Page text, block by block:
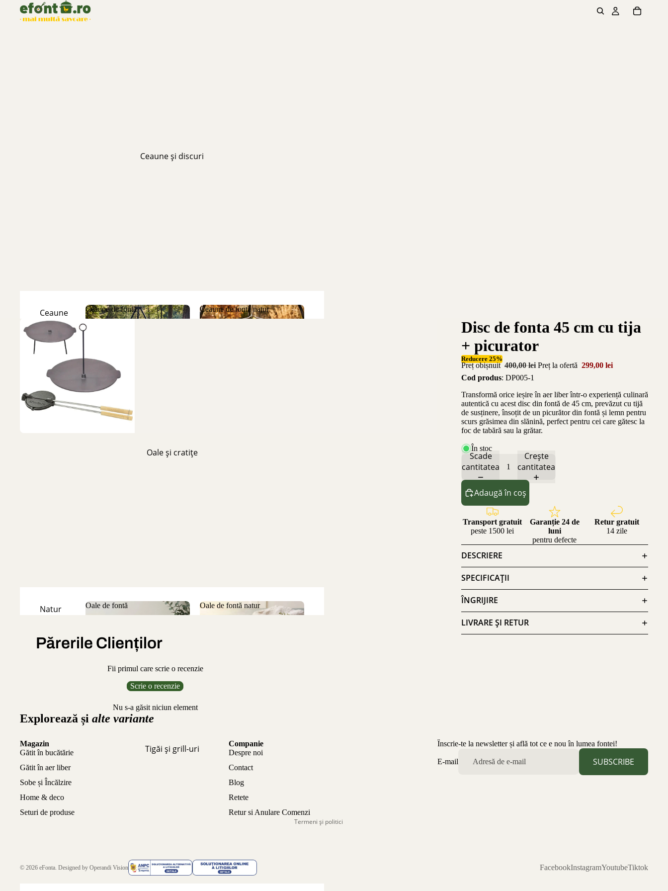
Ceaune și discuri
Ceaune
Natur
Ceaune
Emailate
Discuri
de fontă
Ceaune de fontă
Ceaune de fontă natur
Oale și cratițe
Natur
Oale de fontă
Oale de fontă natur
Tigăi și grill-uri
Disc de fonta 45 cm cu tija
+ picurator
Reducere 25%
Preț obișnuit 400,00 lei Preț la ofertă 299,00 lei
Cod produs: DP005-1
Transformă orice ieșire în aer liber într-o experiență culinară
autentică cu acest disc din fontă de 45 cm, prevăzut cu tijă
de susținere, însoțit de un picurător din fontă și lemn pentru
scurs grăsimea din slănină, perfect pentru cei care gătesc la
foc de tabără sau la grătar.
În stoc
Scade
cantitatea
Crește
cantitatea
Adaugă în coș
Transport gratuit
peste 1500 lei
Garanție 24 de
luni
pentru defecte
Retur gratuit
14 zile
DESCRIERE
SPECIFICAȚII
ÎNGRIJIRE
LIVRARE ȘI RETUR
Părerile Clienților
Fii primul care scrie o recenzie
Scrie o recenzie
Nu s-a găsit niciun element
Explorează și alte variante
Magazin
Gătit în bucătărie
Gătit în aer liber
Sobe și Încălzire
Home & deco
Seturi de produse
Companie
Despre noi
Contact
Blog
Retete
Retur si Anulare Comenzi
Înscrie-te la newsletter și află tot ce e nou în lumea fontei!
E-mail SUBSCRIBE
© 2026 eFonta. Designed by Operandi Vision
Termeni și politici
FacebookInstagramYoutubeTiktok